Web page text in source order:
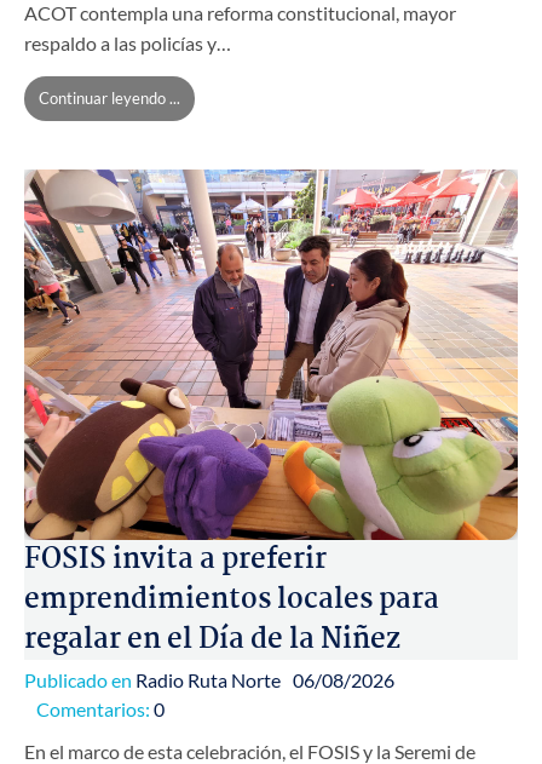
ACOT contempla una reforma constitucional, mayor
respaldo a las policías y…
Continuar leyendo ...
FOSIS invita a preferir
emprendimientos locales para
regalar en el Día de la Niñez
Publicado en Radio Ruta Norte 06/08/2026
Comentarios: 0
En el marco de esta celebración, el FOSIS y la Seremi de